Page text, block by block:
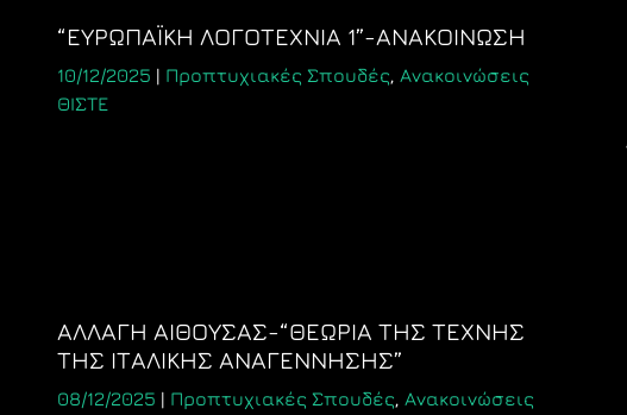
“ΕΥΡΩΠΑΪΚΗ ΛΟΓΟΤΕΧΝΙΑ 1”-ΑΝΑΚΟΙΝΩΣΗ
10/12/2025 | Προπτυχιακές Σπουδές, Ανακοινώσεις
ΘΙΣΤΕ
ΑΛΛΑΓΗ ΑΙΘΟΥΣΑΣ-“ΘΕΩΡΙΑ ΤΗΣ ΤΕΧΝΗΣ
ΤΗΣ ΙΤΑΛΙΚΗΣ ΑΝΑΓΕΝΝΗΣΗΣ”
08/12/2025 | Προπτυχιακές Σπουδές, Ανακοινώσεις